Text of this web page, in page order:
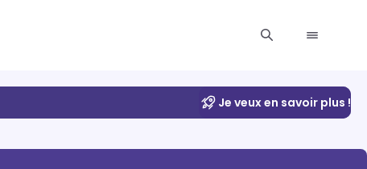
Je veux en savoir plus !